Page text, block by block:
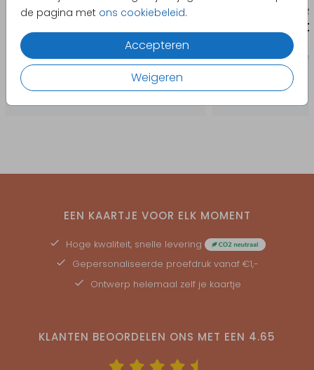
de pagina met ons cookiebeleid.
Accepteren
Weigeren
de achterkant van het boek te plaatsen.
EEN KAARTJE VOOR ELK MOMENT
Hoge kwaliteit, snelle levering
Gepersonaliseerde proefdruk vanaf €1,-
Ontwerp helemaal zelf je kaartje
KLANTEN BEOORDELEN ONS MET EEN 4.65